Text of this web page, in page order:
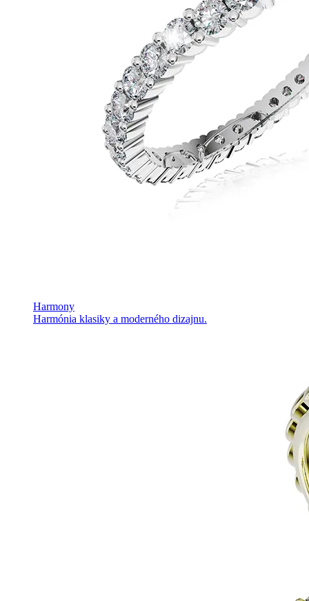
Harmony
Harmónia klasiky a moderného dizajnu.